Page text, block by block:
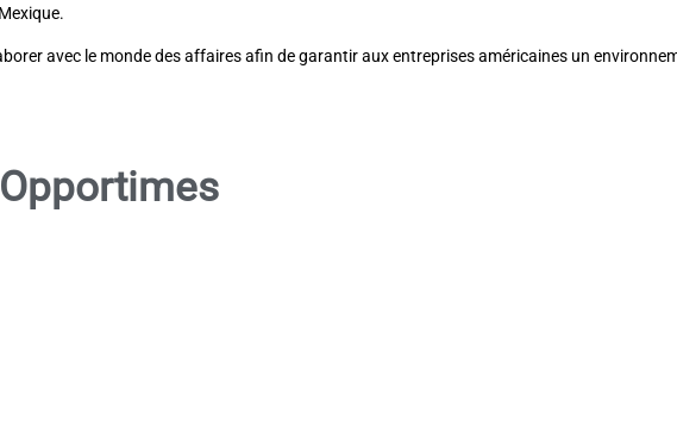
avec le monde des affaires afin de garantir aux entreprises américaines un